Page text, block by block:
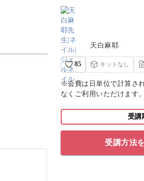
天白麻耶
85 キットなし
※会費は日単位で計算さ
なくご利用いただけます。
受講
受講方法